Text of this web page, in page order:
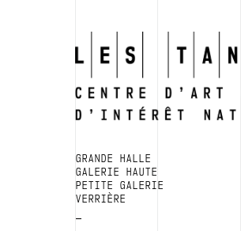
GRANDE HALLE
GALERIE HAUTE
PETITE GALERIE
VERRIÈRE